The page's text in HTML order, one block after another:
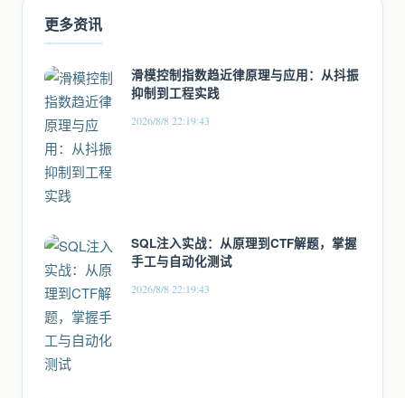
更多资讯
滑模控制指数趋近律原理与应用：从抖振
抑制到工程实践
2026/8/8 22:19:43
SQL注入实战：从原理到CTF解题，掌握
手工与自动化测试
2026/8/8 22:19:43